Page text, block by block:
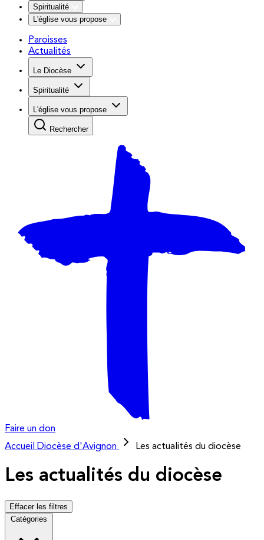
Spiritualité
L'église vous propose
Paroisses
Actualités
Le Diocèse
Spiritualité
L'église vous propose
Rechercher
Faire un don
Accueil
Diocèse d'Avignon Les actualités du diocèse
Les actualités du diocèse
Effacer les filtres
Catégories